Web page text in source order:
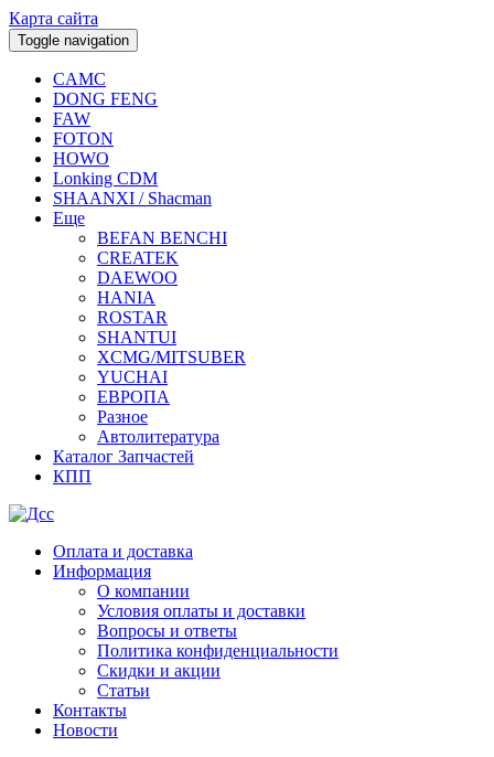
Карта сайта
Toggle navigation
CAMC
DONG FENG
FAW
FOTON
HOWO
Lonking CDM
SHAANXI / Shacman
Еще
BEFAN BENCHI
CREATEK
DAEWOO
HANIA
ROSTAR
SHANTUI
XCMG/MITSUBER
YUCHAI
ЕВРОПА
Разное
Aвтолитература
Каталог Запчастей
КПП
Оплата и доставка
Информация
О компании
Условия оплаты и доставки
Вопросы и ответы
Политика конфиденциальности
Скидки и акции
Статьи
Контакты
Новости